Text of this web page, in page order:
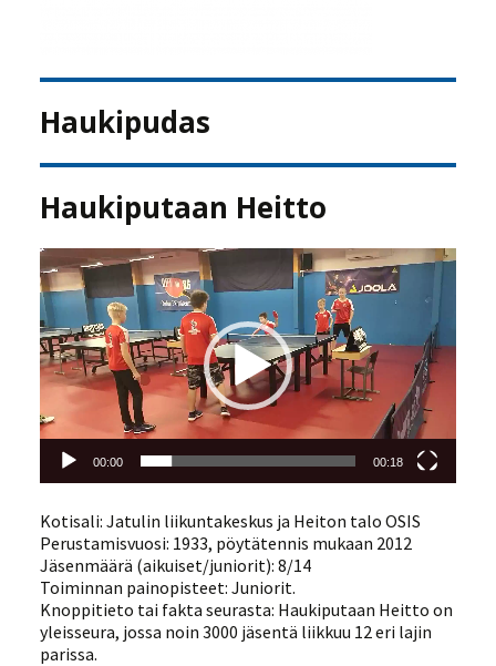
Haukipudas
Haukiputaan Heitto
Videotoistin
00:00 00:18
Kotisali: Jatulin liikuntakeskus ja Heiton talo OSIS
Perustamisvuosi: 1933, pöytätennis mukaan 2012
Jäsenmäärä (aikuiset/juniorit): 8/14
Toiminnan painopisteet: Juniorit.
Knoppitieto tai fakta seurasta: Haukiputaan Heitto on
yleisseura, jossa noin 3000 jäsentä liikkuu 12 eri lajin
parissa.